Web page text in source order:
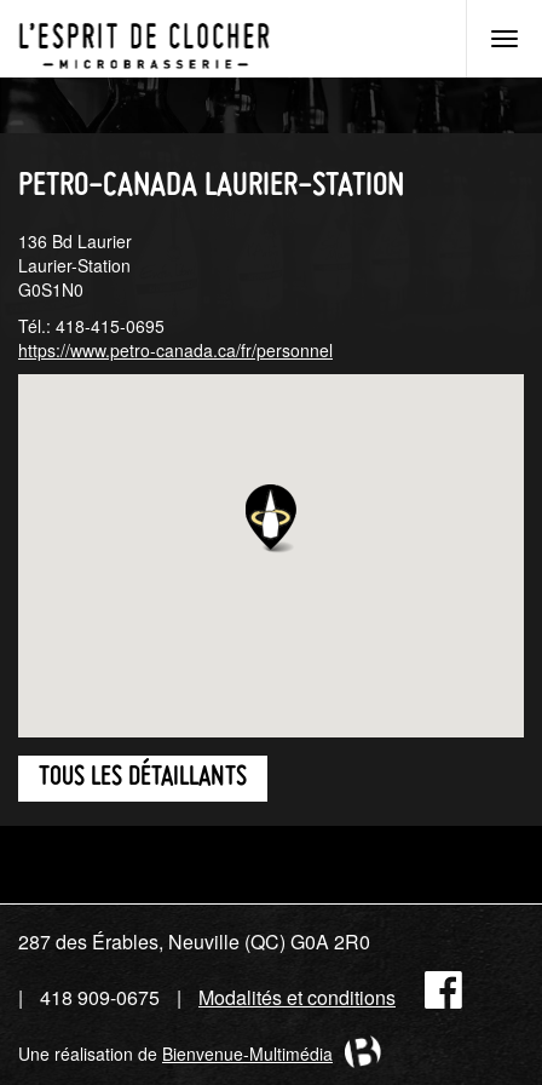
Aller
au
menu
Aller
au
contenu
PETRO-CANADA LAURIER-STATION
136 Bd Laurier
Laurier-Station
G0S1N0
Tél.: 418-415-0695
https://www.petro-canada.ca/fr/personnel
TOUS LES DÉTAILLANTS
287 des Érables, Neuville (QC) G0A 2R0
418 909-0675
Modalités et conditions
Une réalisation de Bienvenue-Multimédia